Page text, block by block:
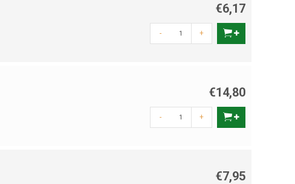
€6,17
- +
€14,80
- +
€7,95